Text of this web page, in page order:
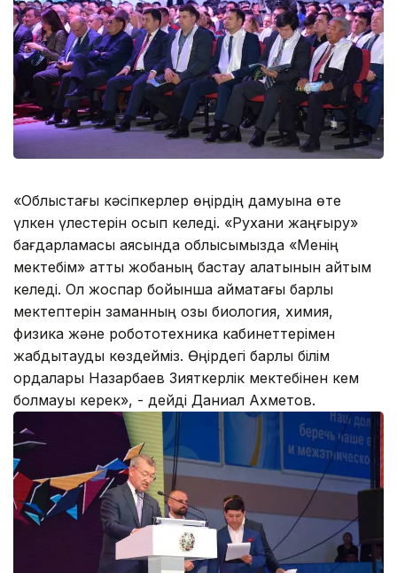
«Облыстағы кәсіпкерлер өңірдің дамуына өте
үлкен үлестерін қосып келеді. «Рухани жаңғыру»
бағдарламасы аясында облысымызда «Менің
мектебім» атты жобаның бастау алатынын айтқым
келеді. Ол жоспар бойынша аймақтағы барлық
мектептерін заманның озық биология, химия,
физика және робототехника кабинеттерімен
жабдықтауды көздейміз. Өңірдегі барлық білім
ордалары Назарбаев Зияткерлік мектебінен кем
болмауы керек», - дейді Даниал Ахметов.